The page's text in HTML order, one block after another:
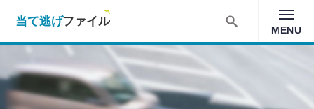
検索
MENU